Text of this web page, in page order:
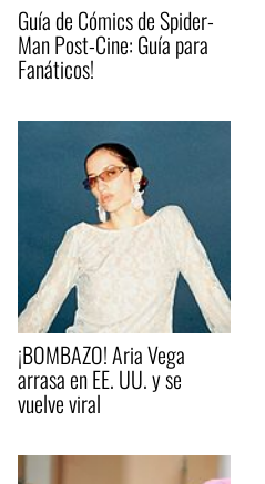
Guía de Cómics de Spider-
Man Post-Cine: Guía para
Fanáticos!
¡BOMBAZO! Aria Vega
arrasa en EE. UU. y se
vuelve viral